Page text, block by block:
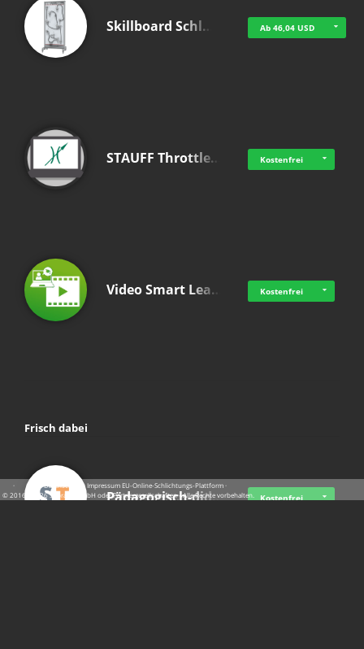
Skillboard Schl… Ab 46,04 USD
STAUFF Throttle… Kostenfrei
Video Smart Lea… Kostenfrei
Frisch dabei
Pädagogisch-did… Kostenfrei
· · ·Datenschutz ·Impressum EU-Online-Schlichtungs-Plattform·
© 2016 - 2026 SupraTix GmbH oder Partnergesellschaften - Alle Rechte vorbehalten.